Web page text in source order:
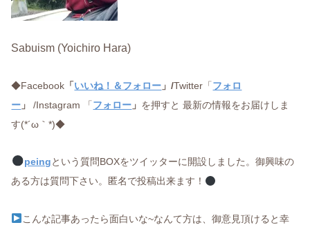
Sabuism (Yoichiro Hara)
◆Facebook 「 いいね！＆フォロー 」/Twitter「 フォロ
ー 」/Instagram 「 フォロー 」 を押すと 最新の情報をお届けしま
す(*´ω｀*)◆
peingという質問BOXをツイッターに開設しました。御興味の
ある方は質問下さい。匿名で投稿出来ます！
こんな記事あったら面白いな~なんて方は、御意見頂けると幸